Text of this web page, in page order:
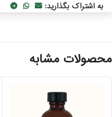
به اشتراک بگذارید:
محصولات مشابه